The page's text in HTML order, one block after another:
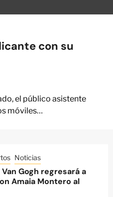
con su
el público asistente
móviles…
Noticias
Gogh regresará a
Amaia Montero al